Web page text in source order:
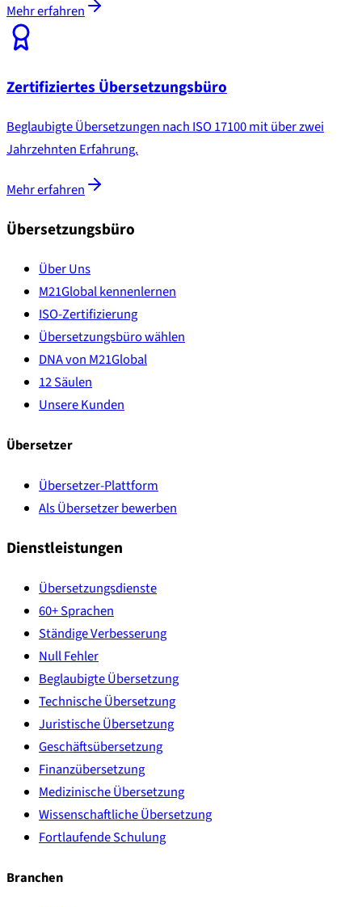
Mehr erfahren
Zertifiziertes Übersetzungsbüro
Beglaubigte Übersetzungen nach ISO 17100 mit über zwei
Jahrzehnten Erfahrung.
Mehr erfahren
Übersetzungsbüro
Über Uns
M21Global kennenlernen
ISO-Zertifizierung
Übersetzungsbüro wählen
DNA von M21Global
12 Säulen
Unsere Kunden
Übersetzer
Übersetzer-Plattform
Als Übersetzer bewerben
Dienstleistungen
Übersetzungsdienste
60+ Sprachen
Ständige Verbesserung
Null Fehler
Beglaubigte Übersetzung
Technische Übersetzung
Juristische Übersetzung
Geschäftsübersetzung
Finanzübersetzung
Medizinische Übersetzung
Wissenschaftliche Übersetzung
Fortlaufende Schulung
Branchen